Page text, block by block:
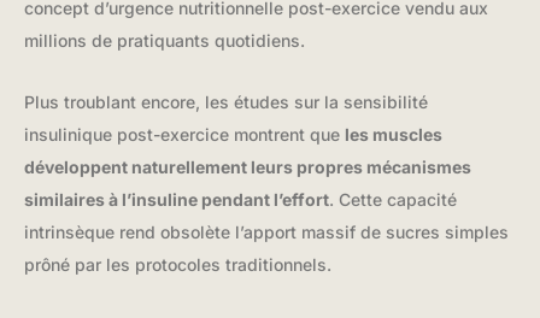
concept d’urgence nutritionnelle post-exercice vendu aux
millions de pratiquants quotidiens.
Plus troublant encore, les études sur la sensibilité
insulinique post-exercice montrent que les muscles
développent naturellement leurs propres mécanismes
similaires à l’insuline pendant l’effort. Cette capacité
intrinsèque rend obsolète l’apport massif de sucres simples
prôné par les protocoles traditionnels.